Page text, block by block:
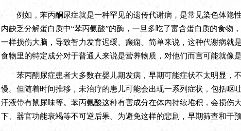
例如，苯丙酮尿症就是一种罕见的遗传代谢病，是常见染色体隐性
内缺乏分解蛋白质中“苯丙氨酸”的酶，一旦多吃了富含蛋白质的食物
一样损伤大脑，导致智力发育迟缓、癫痫。简单来说，这种代谢病就
食物里的特定成分对于普通人来说是营养物质，对他们而言可能就像是
苯丙酮尿症患者大多数在婴儿期发病，早期可能症状不太明显，
慢。但随着时间推移，未治疗的患儿可能会出现一系列症状，包括呕
汗液带有鼠尿味等。苯丙氨酸这种有害成分在体内持续堆积，会损伤
下、器官功能衰竭等不可逆后果。为避免这样的悲剧，早期筛查和干预